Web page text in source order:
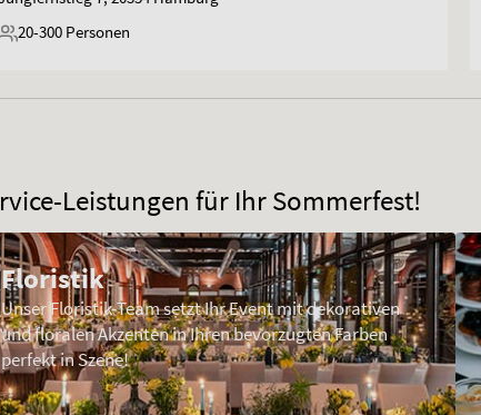
20-300 Personen
Leistungen für Ihr Sommerfest!
Floristik
Unser Floristik-Team setzt Ihr Event mit dekorativen
und floralen Akzenten in Ihren bevorzugten Farben
perfekt in Szene!